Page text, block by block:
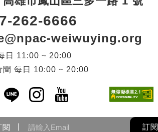
262-6666
weiwuying.org
日
11:00 ~ 20:00
間 每日 10:00 ~ 20:00
另開新視窗)
新視窗)
LINE(另開新視窗)
Instagram(另開新視窗)
YouTube(另開新視窗)
閱 訂閱